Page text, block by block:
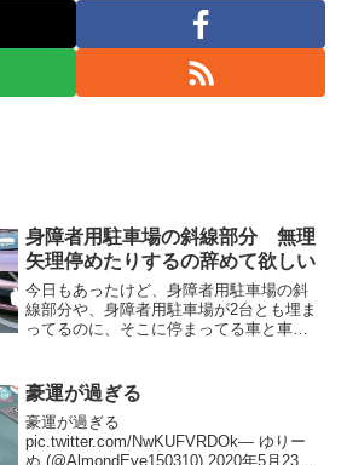
身障者用駐車場の斜線部分 無理
矢理停めたりするの辞めて欲しい
今日もあったけど、身障者用駐車場の斜
線部分や、身障者用駐車場が2台とも埋ま
ってるのに、そこに停まってる車と車の
に自身の車に乗り込む事が出来なくて待
つしか無いから、身障...
豪運が過ぎる
豪運が過ぎる
pic.twitter.com/NwKUFVRDOk— ゆりー
ぬ (@AlmondEye150310) 2020年5月23日